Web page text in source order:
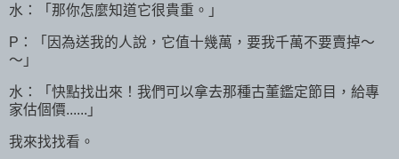
水：「那你怎麼知道它很貴重。」
P：「因為送我的人說，它值十幾萬，要我千萬不要賣掉～
～」
水：「快點找出來！我們可以拿去那種古董鑑定節目，給專
家估個價......」
我來找找看。